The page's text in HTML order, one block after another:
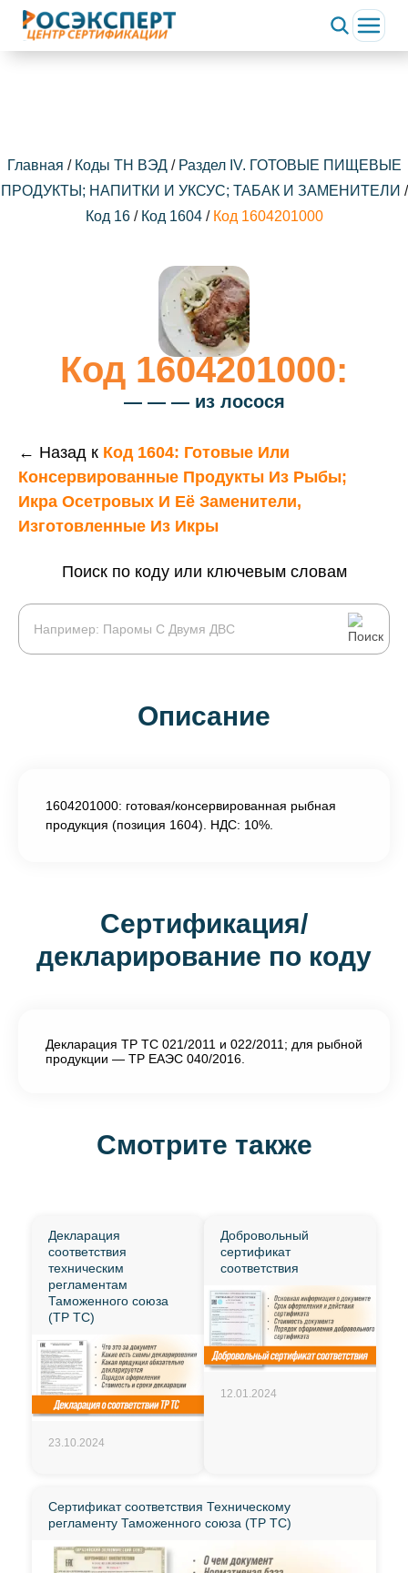
Главная / Коды ТН ВЭД/ Раздел IV. ГОТОВЫЕ ПИЩЕВЫЕ
ПРОДУКТЫ; НАПИТКИ И УКСУС; ТАБАК И ЗАМЕНИТЕЛИ /
Код 16 / Код 1604 / Код 1604201000
Код 1604201000:
— — — из лосося
← Назад к Код 1604: Готовые Или
Консервированные Продукты Из Рыбы;
Икра Осетровых И Её Заменители,
Изготовленные Из Икры
Поиск по коду или ключевым словам
Описание
1604201000: готовая/консервированная рыбная
продукция (позиция 1604). НДС: 10%.
Сертификация/
декларирование по коду
Декларация ТР ТС 021/2011 и 022/2011; для рыбной
продукции — ТР ЕАЭС 040/2016.
Смотрите также
Декларация
соответствия
техническим
регламентам
Таможенного союза
(ТР ТС)
23.10.2024
Добровольный
сертификат
соответствия
12.01.2024
Сертификат соответствия Техническому
регламенту Таможенного союза (ТР ТС)